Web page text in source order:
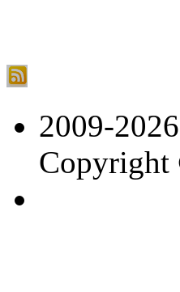
2009-
Copyright